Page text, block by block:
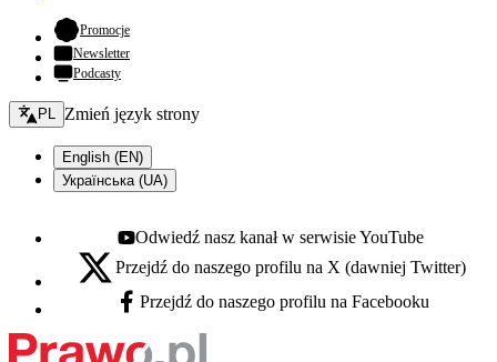
Promocje- otwiera się w nowej karcie
Newsletter
Podcasty
Zmień język - bieżący:
PL Zmień język strony
English (EN)
Українська (UA)
Youtube - otwiera się w nowej karcie
Odwiedź nasz kanał w serwisie YouTube
X - otwiera się w nowej karcie
Przejdź do naszego profilu na X (dawniej Twitter)
Facebook - otwiera się w nowej karcie
Przejdź do naszego profilu na Facebooku